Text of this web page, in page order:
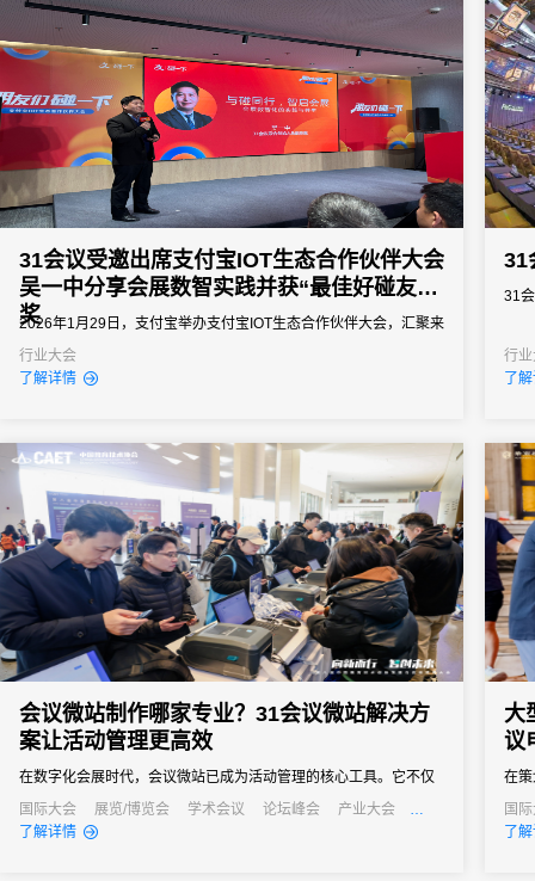
31会议受邀出席支付宝IOT生态合作伙伴大会
吴一中分享会展数智实践并获“最佳好碰友”
奖
2026年1月29日，支付宝举办支付宝IOT生态合作伙伴大会，汇聚来
自各行业的IOT生态合作伙伴、技术创新企业及行业代表，围绕“碰
一下”技术场景深化应用、生态协同共建、数智化价值落地等核心议
行业大会
了解详情
31
31
行
了
会议微站制作哪家专业？31会议微站解决方
案让活动管理更高效
在数字化会展时代，会议微站已成为活动管理的核心工具。它不仅
是会议信息的集中展示平台，更是连接主办方与参会者的重要桥
梁。面对市场上众多的微站制作服务，许多活动主办方都在寻找专
国际大会 展览/博览会 学术会议 论坛峰会
产业大会
行业大会
经销商大会
了解详情
大
议
在
点
堵
国
行
了